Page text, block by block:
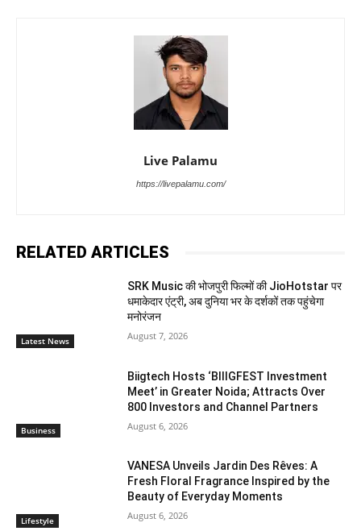
Live Palamu
https://livepalamu.com/
RELATED ARTICLES
Latest News
SRK Music की भोजपुरी फिल्मों की JioHotstar पर
धमाकेदार एंट्री, अब दुनिया भर के दर्शकों तक पहुंचेगा
मनोरंजन
August 7, 2026
Business
Biigtech Hosts ‘BIIIGFEST Investment
Meet’ in Greater Noida; Attracts Over
800 Investors and Channel Partners
August 6, 2026
Lifestyle
VANESA Unveils Jardin Des Rêves: A
Fresh Floral Fragrance Inspired by the
Beauty of Everyday Moments
August 6, 2026